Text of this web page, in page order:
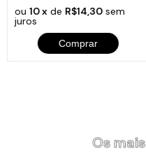
Itens Inclusos:
01 Caçarola Panela Reta
Vermelha 20cm
ou 10 xde R$14,30sem
juros
Comprar
Os mais